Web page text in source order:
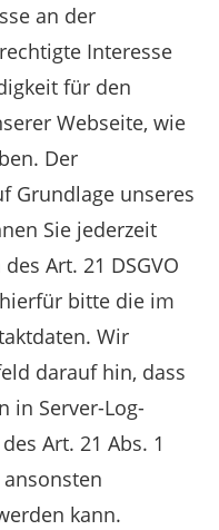
an der
Interesse
für den
Webseite, wie
Der
Grundlage unseres
Sie jederzeit
Art. 21 DSGVO
bitte die im
Wir
darauf hin, dass
in Server-Log-
Art. 21 Abs. 1
ansonsten
kann.